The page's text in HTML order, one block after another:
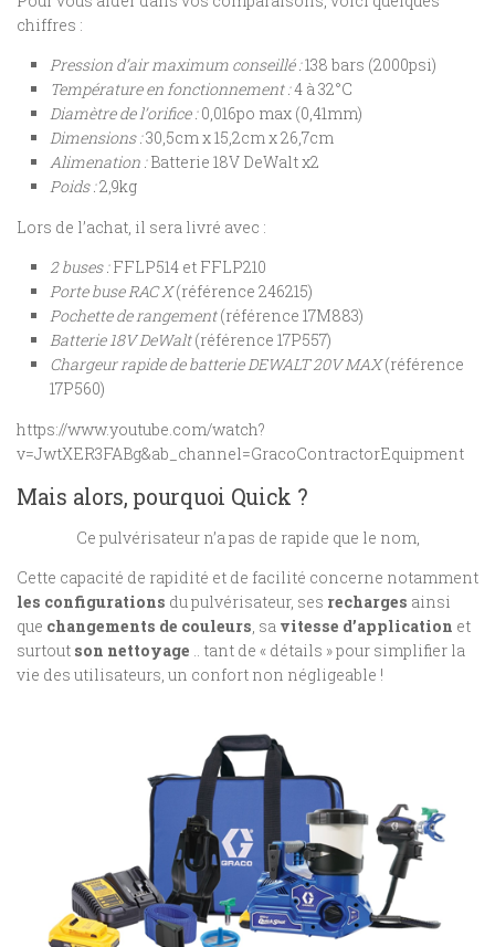
chiffres :
Pression d’air maximum conseillé :138 bars (2000psi)
Température en fonctionnement :4 à 32°C
Diamètre de l’orifice :0,016po max (0,41mm)
Dimensions :30,5cm x 15,2cm x 26,7cm
Alimenation :Batterie 18V DeWalt x2
Poids :2,9kg
Lors de l’achat, il sera livré avec :
2 buses :FFLP514 et FFLP210
Porte buse RAC X(référence 246215)
Pochette de rangement(référence 17M883)
Batterie 18V DeWalt(référence 17P557)
Chargeur rapide de batterie DEWALT 20V MAX(référence
17P560)
https://www.youtube.com/watch?
v=JwtXER3FABg&ab_channel=GracoContractorEquipment
Mais alors, pourquoi Quick ?
Ce pulvérisateur n’a pas de rapide que le nom,
Cette capacité de rapidité et de facilité concerne notamment
les configurations du pulvérisateur, ses recharges ainsi
que changements de couleurs , sa vitesse d’application et
surtout son nettoyage
.. tant de « détails » pour simplifier la
vie des utilisateurs, un confort non négligeable !